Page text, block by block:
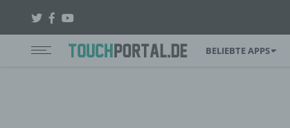
BELIEBTE APPS